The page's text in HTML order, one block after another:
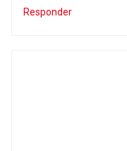
Responder